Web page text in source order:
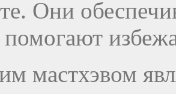
Они
мастхэвом